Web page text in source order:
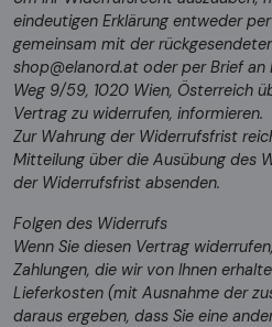
eindeutigen Erklärung entweder
gemeinsam mit der
shop@elanord.at oder per Brief an
Weg 9/59, 1020 Wien, Österreich
Vertrag zu widerrufen, informieren.
Zur Wahrung der Widerrufsfrist
Mitteilung über die Ausübung des
der Widerrufsfrist absenden.
Folgen des Widerrufs
Wenn Sie diesen Vertrag
Zahlungen, die wir von Ihnen
Lieferkosten (mit Ausnahme der
daraus ergeben, dass Sie eine